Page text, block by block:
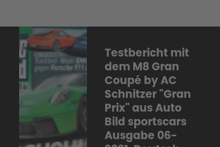
Testbericht mit
dem M8 Gran
Coupé by AC
Schnitzer "Gran
Prix" aus Auto
Bild sportscars
Ausgabe 06-